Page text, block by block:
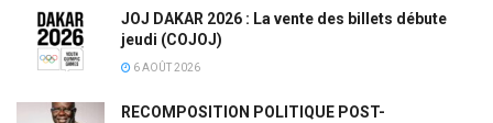
JOJ DAKAR 2026 : La vente des billets débute
jeudi (COJOJ)
6 AOÛT 2026
RECOMPOSITION POLITIQUE POST-